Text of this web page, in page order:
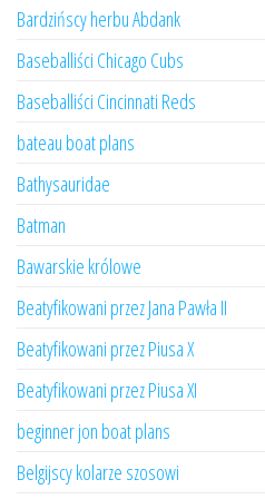
Bardzińscy herbu Abdank
Baseballiści Chicago Cubs
Baseballiści Cincinnati Reds
bateau boat plans
Bathysauridae
Batman
Bawarskie królowe
Beatyfikowani przez Jana Pawła II
Beatyfikowani przez Piusa X
Beatyfikowani przez Piusa XI
beginner jon boat plans
Belgijscy kolarze szosowi